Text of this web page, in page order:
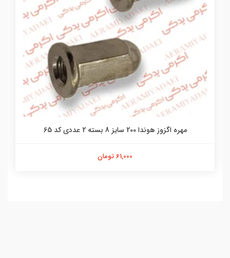
مهره اگزوز هوندا 200 سایز 8 بسته 2 عددی کد 65
61,000 تومان